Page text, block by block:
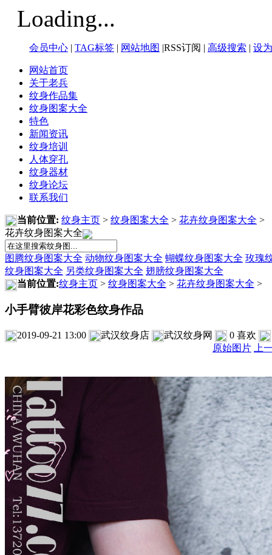
Loading...
会员中心 | TAG标签 | 网站地图 |RSS订阅 | 高级搜索 | 设
网站首页
关于老兵
纹身作品集
纹身图案大全
特色
新闻资讯
纹身培训
人体穿孔
纹身器材
纹身论坛
联系我们
当前位置: 纹身主页 > 纹身图案大全 > 花卉纹身图案大全 >
花卉纹身图案大全
图腾纹身图案大全 动物纹身图案大全 蝴蝶纹身图案大全 玫瑰
纹身图案大全 另类纹身图案大全 翅膀纹身图案大全
当前位置:纹身主页 > 纹身图案大全 > 花卉纹身图案大全 >
小手臂彼岸花彩色纹身作品
2019-09-21 13:00 武汉纹身店 武汉纹身网 0 喜欢
原始图片 上